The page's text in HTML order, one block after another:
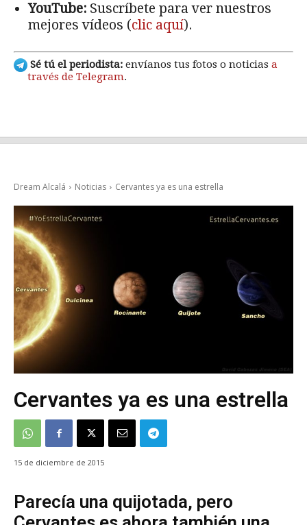
YouTube: Suscríbete para ver nuestros
mejores vídeos (clic aquí).
Sé tú el periodista: envíanos tus fotos o noticias a
través de Telegram.